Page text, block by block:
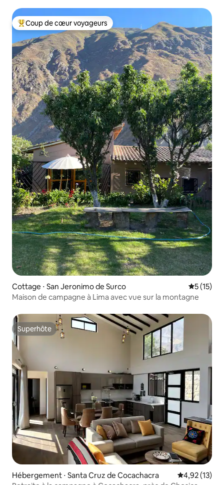
Coups de cœur voyageurs les plus appréciés
Coup de cœur voyageurs
Cottage ⋅ San Jeronimo de Surco
5 (15)
Maison de campagne à Lima avec vue sur la montagne
Superhôte
Superhôte
Hébergement ⋅ Santa Cruz de Cocachacra Évaluation
4,92 (13)